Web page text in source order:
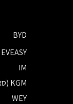
BYD
EVEASY
IM
KGM (סאנגיונג)
WEY